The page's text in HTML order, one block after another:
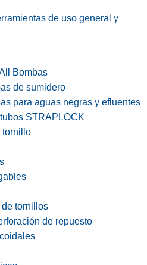
de uso general y
Bombas
de sumidero
para aguas negras y efluentes
STRAPLOCK
tornillo
de tornillos
de repuesto